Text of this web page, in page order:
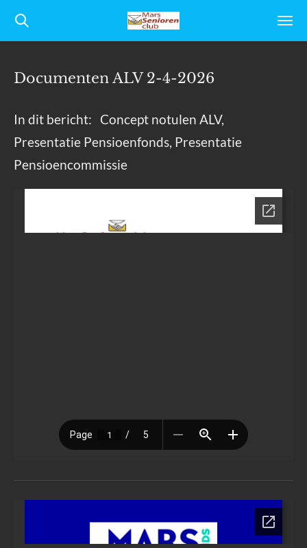
Ga
direct
de
Documenten ALV 2-4-2026
In dit bericht: Concept notulen ALV,
Presentatie Pensioenfonds, Presentatie
Pensioencommissie